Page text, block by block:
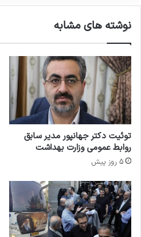
ب
ی
ل
م
ط
ر
ح
ش
د
ه
ش
ت
ا
ی
ر
ن
و
پ
ا
ک
س
ت
نوشته های مشابه
توئیت دکتر جهانپور مدیر سابق
روابط عمومی وزارت بهداشت
5 روز پیش